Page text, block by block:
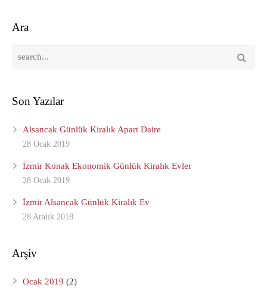
Ara
Son Yazılar
Alsancak Günlük Kiralık Apart Daire
28 Ocak 2019
İzmir Konak Ekonomik Günlük Kiralık Evler
28 Ocak 2019
İzmir Alsancak Günlük Kiralık Ev
28 Aralık 2018
Arşiv
Ocak 2019 (2)